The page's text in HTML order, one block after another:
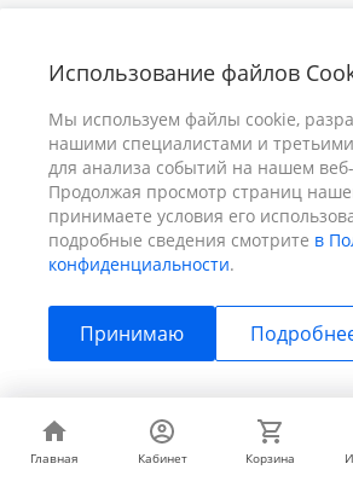
Использование файлов
Мы используем файлы cookie,
нашими специалистами и
для анализа событий на нашем
Продолжая просмотр страниц
принимаете условия его
подробные сведения смотрите в
конфиденциальности.
Принимаю
Главная Кабинет Корзина
Главная Кабинет Корзина
+7 (391) 298-00-11
г. Красноярск, пер.
© 2026 ПРИЗМ, Все права